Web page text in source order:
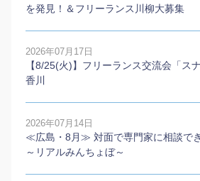
を発見！＆フリーランス川柳大募集
2026年07月17日
【8/25(火)】フリーランス交流会「ス
香川
2026年07月14日
≪広島・8月≫ 対面で専門家に相談で
～リアルみんちょぼ～